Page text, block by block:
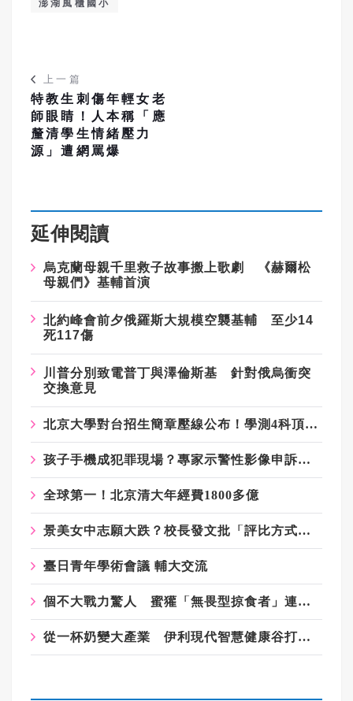
澎湖風櫃國小
上一篇
特教生刺傷年輕女老
師眼睛！人本稱「應
釐清學生情緒壓力
源」遭網罵爆
延伸閱讀
烏克蘭母親千里救子故事搬上歌劇 《赫爾松
母親們》基輔首演
北約峰會前夕俄羅斯大規模空襲基輔 至少14
死117傷
川普分別致電普丁與澤倫斯基 針對俄烏衝突
交換意見
北京大學對台招生簡章壓線公布！學測4科頂標、名額「寧缺毋濫」
孩子手機成犯罪現場？專家示警性影像申訴翻倍、性病年輕化、教材破口
全球第一！北京清大年經費1800多億
景美女中志願大跌？校長發文批「評比方式粗糙」 校友、家長接力挺
臺日青年學術會議 輔大交流
個不大戰力驚人 蜜獾「無畏型掠食者」連動物園也頭疼
從一杯奶變大產業 伊利現代智慧健康谷打造「中國乳都」新地標